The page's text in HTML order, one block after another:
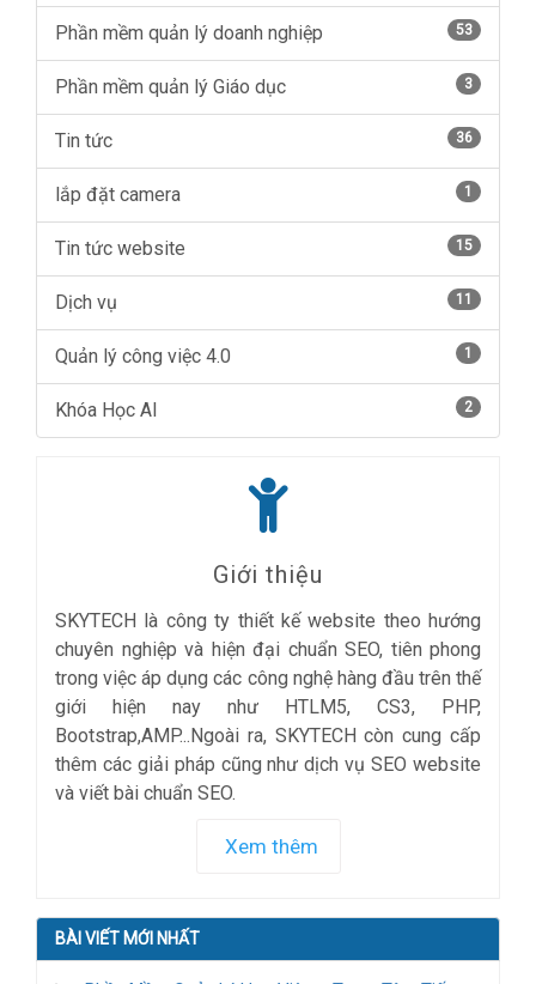
Phần mềm quản lý doanh nghiệp 53
Phần mềm quản lý Giáo dục 3
Tin tức 36
lắp đặt camera 1
Tin tức website 15
Dịch vụ 11
Quản lý công việc 4.0 1
Khóa Học AI 2
Giới thiệu
SKYTECH là công ty thiết kế website theo hướng
chuyên nghiệp và hiện đại chuẩn SEO, tiên phong
trong việc áp dụng các công nghệ hàng đầu trên thế
giới hiện nay như HTLM5, CS3, PHP,
Bootstrap,AMP...Ngoài ra, SKYTECH còn cung cấp
thêm các giải pháp cũng như dịch vụ SEO website
và viết bài chuẩn SEO.
Xem thêm
BÀI VIẾT MỚI NHẤT